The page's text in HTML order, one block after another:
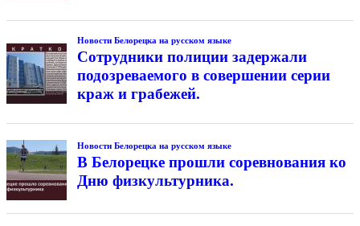
Новости Белорецка на русском языке
Сотрудники полиции задержали
подозреваемого в совершении серии
краж и грабежей.
Новости Белорецка на русском языке
В Белорецке прошли соревнования ко
Дню физкультурника.